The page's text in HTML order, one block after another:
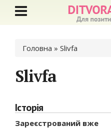
Ви є тут
Головна » Slivfa
Slivfa
Історія
Зареєстрований вже